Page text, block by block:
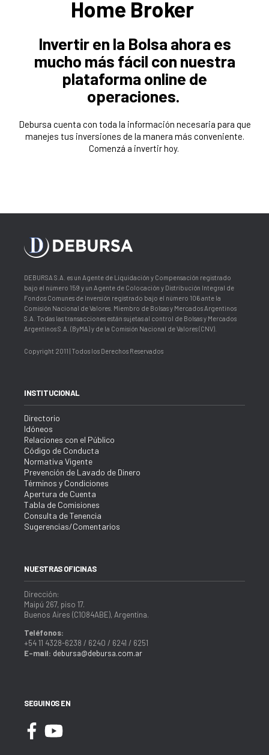
Home Broker
Invertir en la Bolsa ahora es
mucho más fácil con nuestra
plataforma online de
operaciones.
Debursa cuenta con toda la información necesaria para que
manejes tus inversiones de la manera más conveniente.
Comenzá a invertir hoy.
DEBURSA S.A. es un Agente de Liquidación y Compensación registrado
bajo el número 159 y un Agente de Colocación y Distribución Integral de
Fondos Comunes de Inversión registrado bajo el número 106 ante la
Comisión Nacional de Valores. Miembro de Bolsas y Mercados Argentinos
S.A. Todas las transacciones están sujetas al control de Bolsas y Mercados
Argentinos S.A. (ByMA) y de la Comisión Nacional de Valores (CNV).
Copyright 2011 | Todos los Derechos Reservados
INSTITUCIONAL
Directorio
Idóneos
Relaciones con el Público
Código de Conducta
Normativa Vigente
Prevención de Lavado de Dinero
Términos y Condiciones
Apertura de Cuenta
Tabla de Comisiones
Consulta de Tenencia
Sugerencias/Comentarios
NUESTRAS OFICINAS
Dirección:
Maipú 267, piso 17.
Buenos Aires (C1084ABE), Argentina.
Teléfonos:
+54 11 4328-6238 / 6240 / 6241 / 6251
E-mail: debursa@debursa.com.ar
SEGUINOS EN